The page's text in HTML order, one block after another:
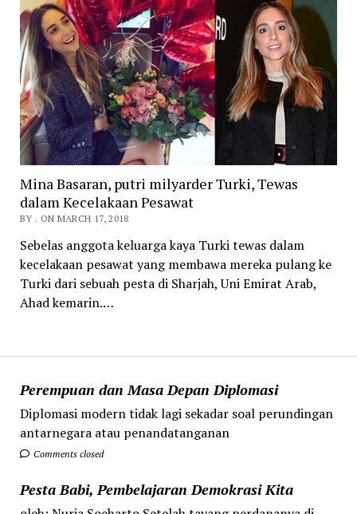
Perempuan dan Masa Depan Diplomasi
Diplomasi modern tidak lagi sekadar soal perundingan
antarnegara atau penandatanganan
Comments closed
Pesta Babi, Pembelajaran Demokrasi Kita
Mina Basaran, putri milyarder Turki, Tewas
dalam Kecelakaan Pesawat
BY . ON MARCH 17, 2018
Sebelas anggota keluarga kaya Turki tewas dalam
kecelakaan pesawat yang membawa mereka pulang ke
Turki dari sebuah pesta di Sharjah, Uni Emirat Arab,
Ahad kemarin.…